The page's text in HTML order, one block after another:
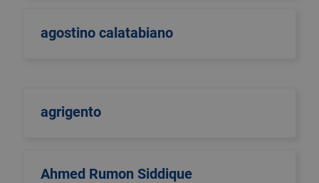
agostino calatabiano
agrigento
Ahmed Rumon Siddique